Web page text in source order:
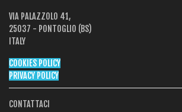
VIA PALAZZOLO 41,
25037 - PONTOGLIO (BS)
ITALY
COOKIES POLICY
PRIVACY POLICY
CONTATTACI